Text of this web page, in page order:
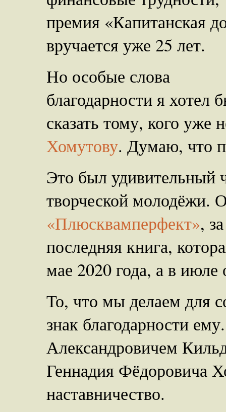
премия «Капитанская
вручается уже 25 лет.
Но особые слова
благодарности я хотел
сказать тому, кого уже
Хомутову. Думаю, что
Это был удивительный
творческой молодёжи.
«Плюсквамперфект»,
последняя книга,
мае 2020 года, а в июле
То, что мы делаем для
знак благодарности
Александровичем
Геннадия Фёдоровича
наставничество.